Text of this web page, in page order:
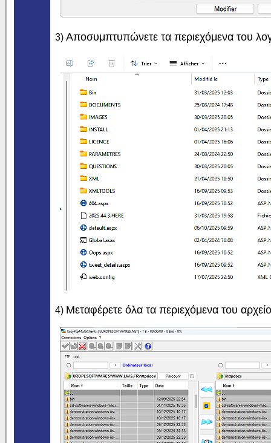
3) Αποσυμπτυπώνετε τα περιεχόμενα του
4) Μεταφέρετε όλα τα περιεχόμενα του